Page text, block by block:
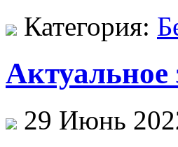
Категория:
Актуальное
29 Июнь